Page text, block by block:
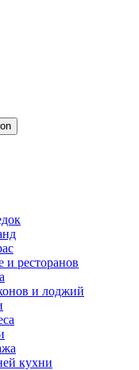
и ресторанов
и лоджий
кухни